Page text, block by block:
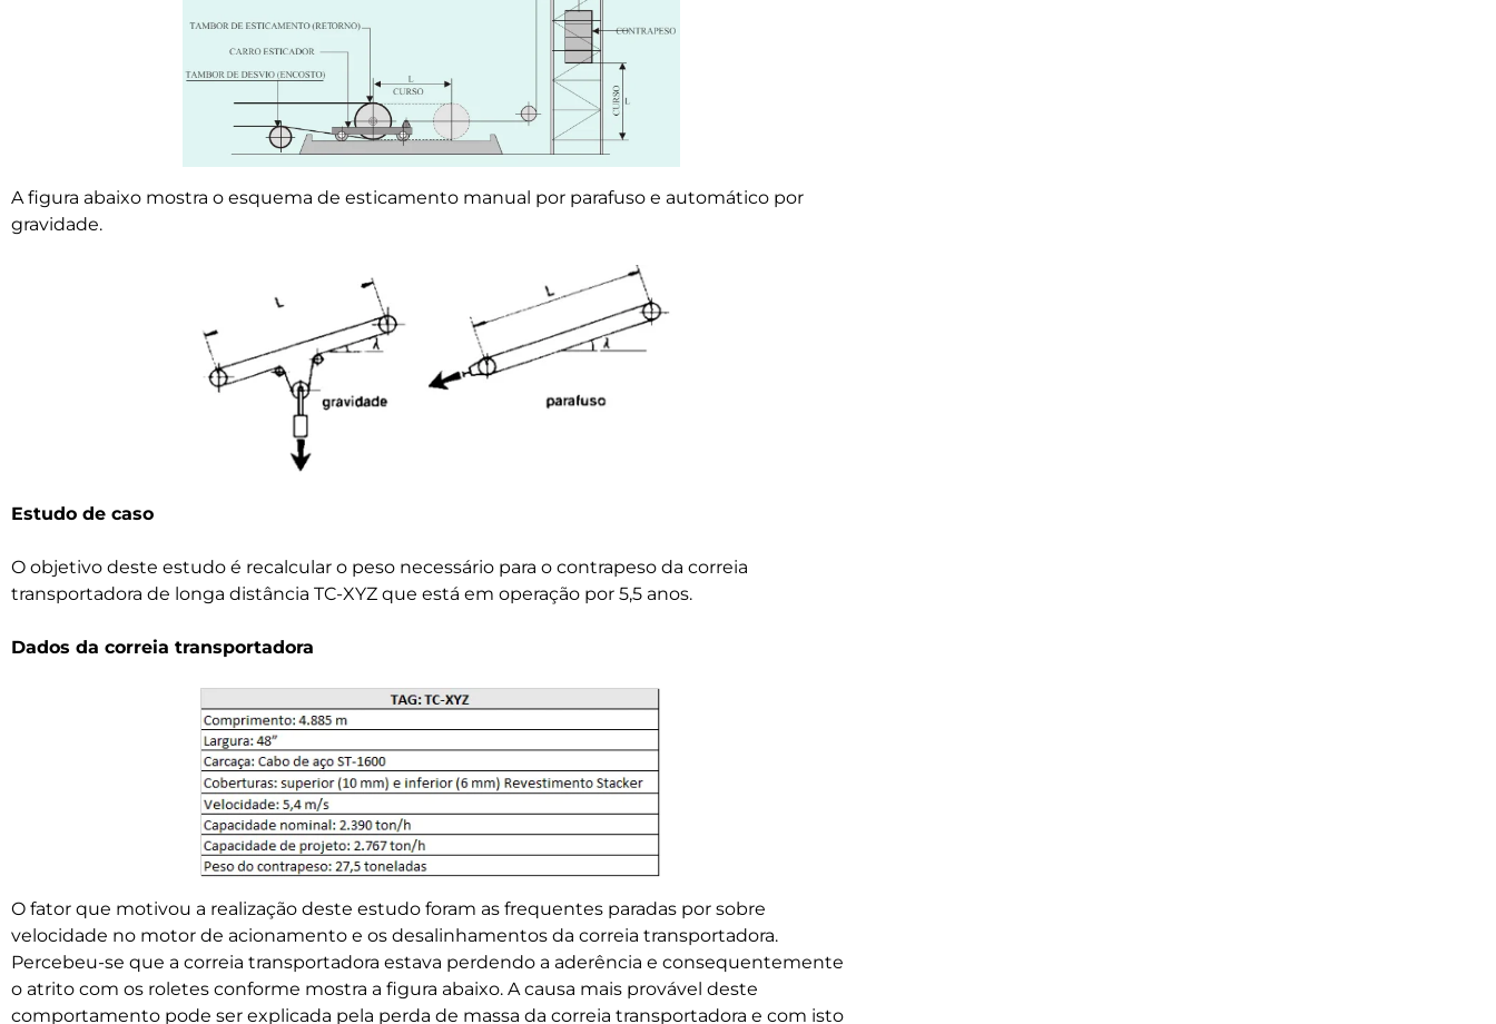
A figura abaixo mostra o esquema de esticamento manual por parafuso e automático por
gravidade.
Estudo de caso
O objetivo deste estudo é recalcular o peso necessário para o contrapeso da correia
transportadora de longa distância TC-XYZ que está em operação por 5,5 anos.
Dados da correia transportadora
O fator que motivou a realização deste estudo foram as frequentes paradas por sobre
velocidade no motor de acionamento e os desalinhamentos da correia transportadora.
Percebeu-se que a correia transportadora estava perdendo a aderência e consequentemente
o atrito com os roletes conforme mostra a figura abaixo. A causa mais provável deste
comportamento pode ser explicada pela perda de massa da correia transportadora e com isto